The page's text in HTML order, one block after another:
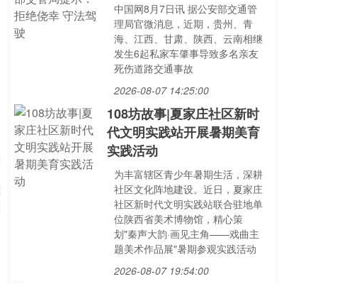
中国网8月7日讯 据公安部交通管
理局官微消息，近期，贵州、青
海、江西、甘肃、陕西、云南相继
发生6起私家车肇事导致多名亲友
死伤道路交通事故
2026-08-07 14:25:00
108坊故事|夏家庄社区新时
代文明实践站开展暑期美育
实践活动
为丰富辖区青少年暑期生活，深耕
社区文化阵地建设。近日，夏家庄
社区新时代文明实践站联合驻地单
位陕西省美术博物馆，精心策
划"秦声大韵·画见主角——戏曲主
题美术作品展"暑期参观实践活动
2026-08-07 19:54:00